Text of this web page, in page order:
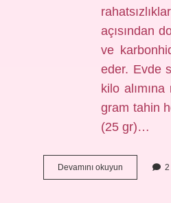
açısından
ve
eder. Evde
kilo
gram tahin
(25 gr)…
Devamını okuyun
Çok
2